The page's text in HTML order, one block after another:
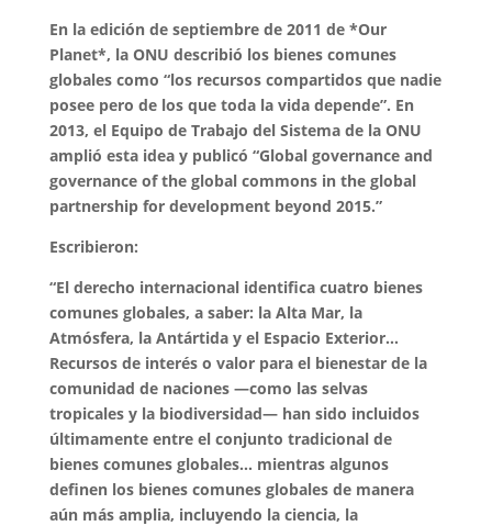
En la edición de septiembre de 2011 de *Our
Planet*, la ONU describió los bienes comunes
globales como “los recursos compartidos que nadie
posee pero de los que toda la vida depende”. En
2013, el Equipo de Trabajo del Sistema de la ONU
amplió esta idea y publicó “Global governance and
governance of the global commons in the global
partnership for development beyond 2015.”
Escribieron:
“El derecho internacional identifica cuatro bienes
comunes globales, a saber: la Alta Mar, la
Atmósfera, la Antártida y el Espacio Exterior…
Recursos de interés o valor para el bienestar de la
comunidad de naciones —como las selvas
tropicales y la biodiversidad— han sido incluidos
últimamente entre el conjunto tradicional de
bienes comunes globales… mientras algunos
definen los bienes comunes globales de manera
aún más amplia, incluyendo la ciencia, la